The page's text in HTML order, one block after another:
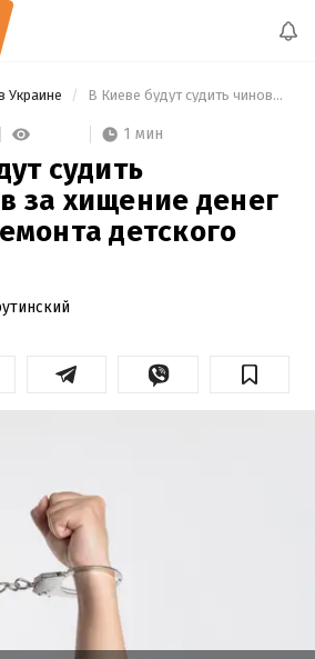
Украине В Киеве будут судить чиновников за хищение денег во время ремонта детского сада
1 мин
судить
за хищение денег
детского